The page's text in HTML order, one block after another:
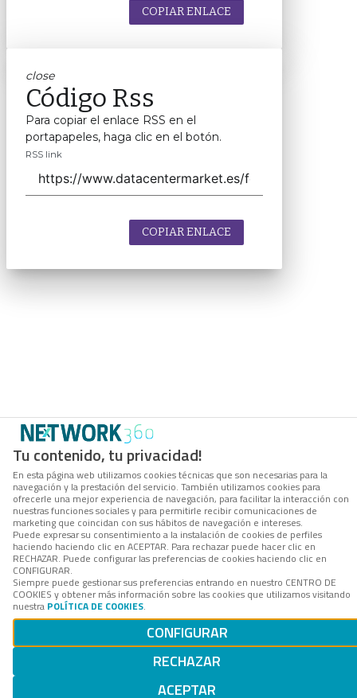
Tu contenido, tu privacidad!
En esta página web utilizamos cookies técnicas que son necesarias para la
navegación y la prestación del servicio. También utilizamos cookies para
ofrecerle una mejor experiencia de navegación, para facilitar la interacción con
nuestras funciones sociales y para permitirle recibir comunicaciones de
marketing que coincidan con sus hábitos de navegación e intereses.
Puede expresar su consentimiento a la instalación de cookies de perfiles
haciendo haciendo clic en ACEPTAR. Para rechazar puede hacer clic en
RECHAZAR. Puede configurar las preferencias de cookies haciendo clic en
CONFIGURAR.
Siempre puede gestionar sus preferencias entrando en nuestro CENTRO DE
COOKIES y obtener más información sobre las cookies que utilizamos visitando
nuestra POLÍTICA DE COOKIES.
CONFIGURAR
RECHAZAR
ACEPTAR
COPIAR ENLACE
close
Código Rss
Para copiar el enlace RSS en el
portapapeles, haga clic en el botón.
RSS link
COPIAR ENLACE